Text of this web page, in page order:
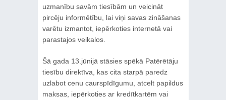
uzmanību savām tiesībām un veicināt
pircēju informētību, lai viņi savas zināšanas
varētu izmantot, iepērkoties internetā vai
parastajos veikalos.
Šā gada 13.jūnijā stāsies spēkā Patērētāju
tiesību direktīva, kas cita starpā paredz
uzlabot cenu caurspīdīgumu, atcelt papildus
maksas, iepērkoties ar kredītkartēm vai